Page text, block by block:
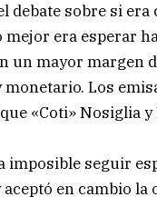
debate sobre si
mejor era esperar
un mayor margen
Los
«Coti» Nosiglia
imposible seguir
en cambio